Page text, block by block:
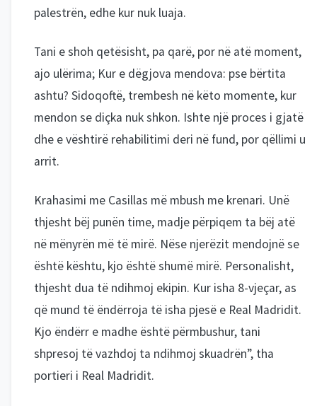
palestrën, edhe kur nuk luaja.
Tani e shoh qetësisht, pa qarë, por në atë moment,
ajo ulërima; Kur e dëgjova mendova: pse bërtita
ashtu? Sidoqoftë, trembesh në këto momente, kur
mendon se diçka nuk shkon. Ishte një proces i gjatë
dhe e vështirë rehabilitimi deri në fund, por qëllimi u
arrit.
Krahasimi me Casillas më mbush me krenari. Unë
thjesht bëj punën time, madje përpiqem ta bëj atë
në mënyrën më të mirë. Nëse njerëzit mendojnë se
është kështu, kjo është shumë mirë. Personalisht,
thjesht dua të ndihmoj ekipin. Kur isha 8-vjeçar, as
që mund të ëndërroja të isha pjesë e Real Madridit.
Kjo ëndërr e madhe është përmbushur, tani
shpresoj të vazhdoj ta ndihmoj skuadrën”, tha
portieri i Real Madridit.